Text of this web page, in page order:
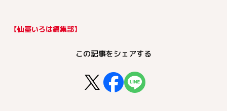
【仙臺いろは編集部】
この記事をシェアする